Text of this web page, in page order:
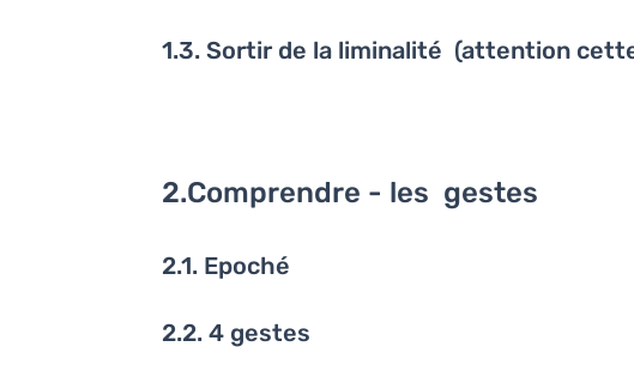
1.3. Sortir de la liminalité (attention
2.Comprendre - les gestes
2.1. Epoché
2.2. 4 gestes